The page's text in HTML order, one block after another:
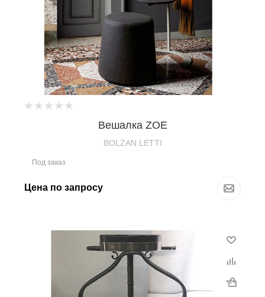
Вешалка ZOE
BOLZAN LETTI
Под заказ
Цена по запросу